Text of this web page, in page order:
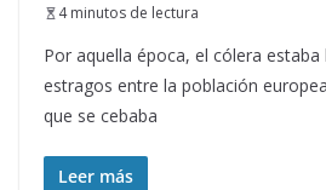
4 minutos de lectura
Por aquella época, el cólera
estragos entre la población
que se cebaba
Leer más